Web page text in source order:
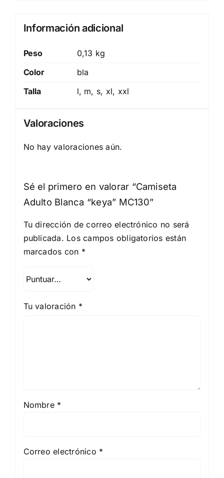
Información adicional
Peso
0,13 kg
Color
bla
Talla
l, m, s, xl, xxl
Valoraciones
No hay valoraciones aún.
Sé el primero en valorar “Camiseta
Adulto Blanca “keya” MC130”
Tu dirección de correo electrónico no será
publicada. Los campos obligatorios están
marcados con *
Tu valoración *
Nombre *
Correo electrónico *